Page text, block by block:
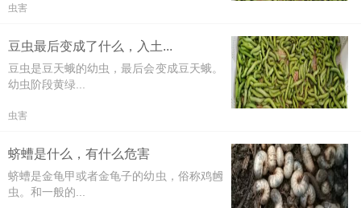
虫害
豆虫最后变成了什么，入土...
豆虫是豆天蛾的幼虫，最后会变成豆天蛾。
幼虫阶段黄绿...
虫害
蛴螬是什么，有什么危害
蛴螬是金龟甲或者金龟子的幼虫，俗称鸡乸
虫。和一般的...